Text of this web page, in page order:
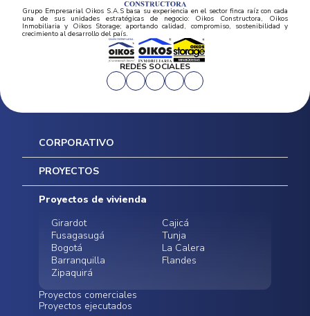
Grupo Empresarial Oikos S.A.S basa su experiencia en el sector finca raíz con cada
una de sus unidades estratégicas de negocio: Oikos Constructora, Oikos
Inmobiliaria y Oikos Storage; aportando calidad, compromiso, sostenibilidad y
crecimiento al desarrollo del país.
REDES SOCIALES
CORPORATIVO
Inicio
Mapa del sitio
Postventas
Contratación Directa
Noticias
PROYECTOS
Proyectos de vivienda
Girardot
Cajicá
Fusagasugá
Tunja
Bogotá
La Calera
Barranquilla
Flandes
Zipaquirá
Proyectos comerciales
Proyectos ejecutados